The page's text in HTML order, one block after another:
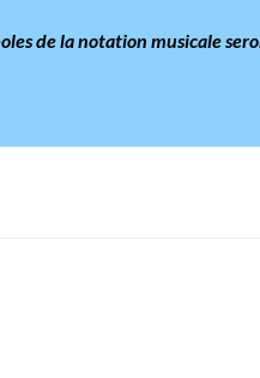
de la notation musicale